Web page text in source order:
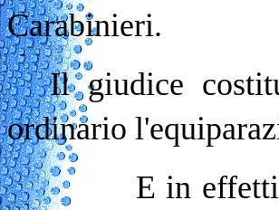
Carabinieri.
Il giudice
ordinario
E in effetti, il